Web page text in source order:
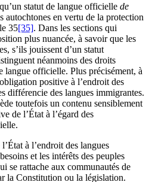
statut de langue officielle de
autochtones en vertu de la protection
35[35]. Dans les sections qui
plus nuancée, à savoir que les
s’ils jouissent d’un statut
néanmoins des droits
langue officielle. Plus précisément, à
positive à l’endroit des
différencie des langues immigrantes.
toutefois un contenu sensiblement
de l’État à l’égard des
à l’endroit des langues
et les intérêts des peuples
se rattache aux communautés de
la Constitution ou la législation.